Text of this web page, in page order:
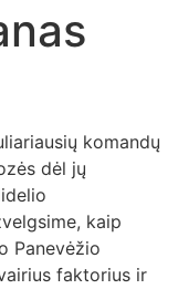
komandų
dėl jų
kaip
Panevėžio
faktorius ir